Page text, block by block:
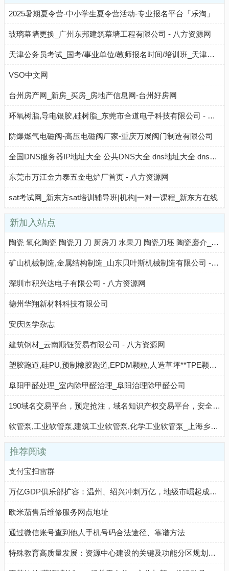
2025暑期夏令营-中小学生夏令营活动-专业报名平台「乐淘」
玻璃幕墙更换_广州东邦建筑幕墙工程有限公司 - 八方资源网
天津公务员考试_国考/事业单位/教师报名时间/培训班_天津中公教育网
VSO中文网
台州房产网_新房_买房_房地产信息网-台州好房网
环氧树脂,导电银胶,硅树脂_东莞市合道电子科技有限公司 - 八方资源网
防爆燃气电磁阀-高压电磁阀厂家-重庆万展阀门制造有限公司
全国DNS服务器IP地址大全 公共DNS大全 dns地址大全 dns大全
东莞市万江金力泰五金电炉厂首页 - 八方资源网
sat考试网_新东方sat培训辅导班|机构|一对一课程_新东方在线
新加入站点
陶瓷 氧化陶瓷 陶瓷刀 刀 厨房刀 水果刀 陶瓷刀坯 陶瓷磨介_东莞南玻陶瓷科技有限公司 - 八方资源网
矿山机械制造,金属结构制造_山东贝叶斯机械制造有限公司 - 八方资源网
深圳市积兴达电子有限公司 - 八方资源网
德州华翔新材料科技有限公司
安庆医学杂志
建筑钢材_云南顺钰贸易有限公司 - 八方资源网
塑胶跑道,硅PU,预制橡胶跑道,EPDM颗粒,人造草坪**TPE颗粒_河北迅展建筑工程有限公司 - 八方资源网
阜阳甲醛处理_室内除甲醛治理_阜阳治理除甲醛公司
190域名交易平台，预定抢注，域名知识产权交易平台，安全中介，就选190！域名注册丨商标服务
软管泵,工业软管泵,建筑工业软管泵,化学工业软管泵_上海乡源泵业有限公司 - 八方资源网
推荐阅读
支付宝扫雷群
万亿GDP俱乐部扩容：温州、绍兴冲刺万亿，地级市崛起成新引擎
欧米茄售后维修服务网点地址
通过微信账号查到他人手机号码合法途径、靠谱方法
特殊教育高质量发展：资源中心建设的关键及功能分区规划要点